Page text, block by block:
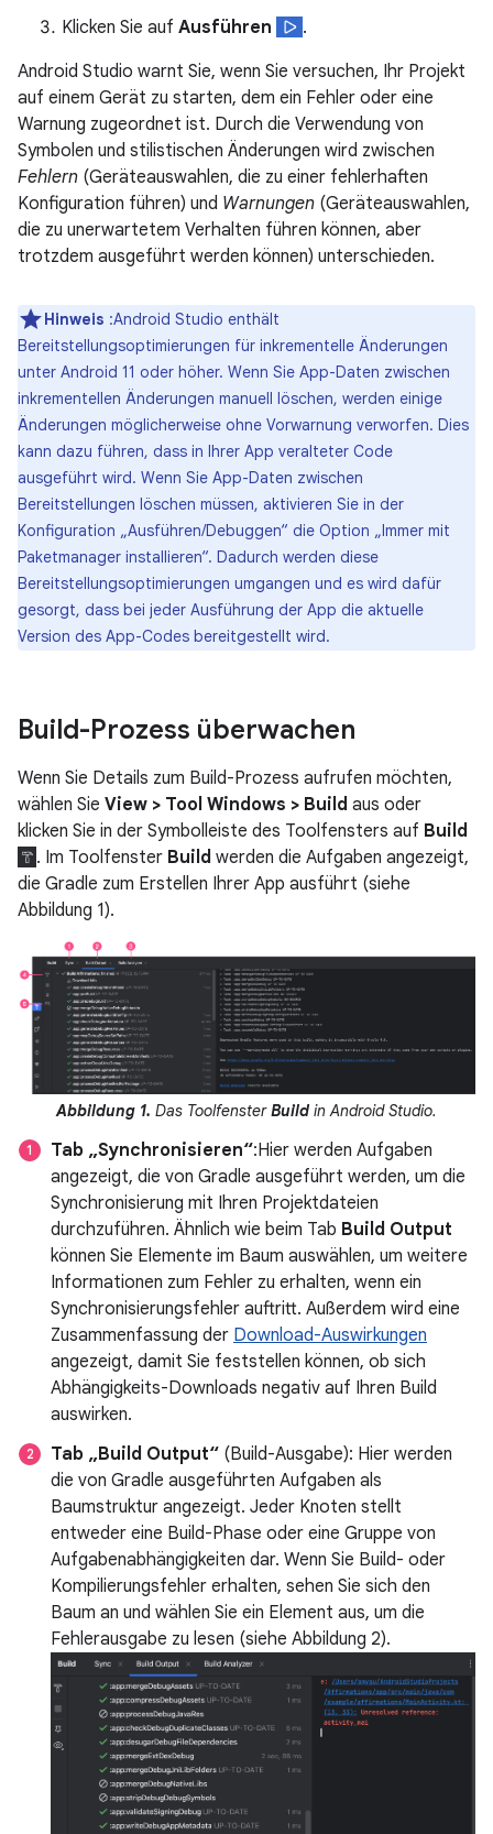
Klicken Sie auf Ausführen
.
Android Studio warnt Sie, wenn Sie versuchen, Ihr Projekt
auf einem Gerät zu starten, dem ein Fehler oder eine
Warnung zugeordnet ist. Durch die Verwendung von
Symbolen und stilistischen Änderungen wird zwischen
Fehlern (Geräteauswahlen, die zu einer fehlerhaften
Konfiguration führen) und Warnungen (Geräteauswahlen,
die zu unerwartetem Verhalten führen können, aber
trotzdem ausgeführt werden können) unterschieden.
Hinweis :Android Studio enthält
Bereitstellungsoptimierungen für inkrementelle Änderungen
unter Android 11 oder höher. Wenn Sie App-Daten zwischen
inkrementellen Änderungen manuell löschen, werden einige
Änderungen möglicherweise ohne Vorwarnung verworfen. Dies
kann dazu führen, dass in Ihrer App veralteter Code
ausgeführt wird. Wenn Sie App-Daten zwischen
Bereitstellungen löschen müssen, aktivieren Sie in der
Konfiguration „Ausführen/Debuggen“ die Option „Immer mit
Paketmanager installieren“. Dadurch werden diese
Bereitstellungsoptimierungen umgangen und es wird dafür
gesorgt, dass bei jeder Ausführung der App die aktuelle
Version des App-Codes bereitgestellt wird.
Build-Prozess überwachen
Wenn Sie Details zum Build-Prozess aufrufen möchten,
wählen Sie View > Tool Windows > Build aus oder
klicken Sie in der Symbolleiste des Toolfensters auf Build
. Im Toolfenster Build werden die Aufgaben angezeigt,
die Gradle zum Erstellen Ihrer App ausführt (siehe
Abbildung 1).
Abbildung 1. Das ToolfensterBuildin Android Studio.
Tab „Synchronisieren“:Hier werden Aufgaben
angezeigt, die von Gradle ausgeführt werden, um die
Synchronisierung mit Ihren Projektdateien
durchzuführen. Ähnlich wie beim Tab Build Output
können Sie Elemente im Baum auswählen, um weitere
Informationen zum Fehler zu erhalten, wenn ein
Synchronisierungsfehler auftritt. Außerdem wird eine
Zusammenfassung der Download-Auswirkungen
angezeigt, damit Sie feststellen können, ob sich
Abhängigkeits-Downloads negativ auf Ihren Build
auswirken.
Tab „Build Output“ (Build-Ausgabe): Hier werden
die von Gradle ausgeführten Aufgaben als
Baumstruktur angezeigt. Jeder Knoten stellt
entweder eine Build-Phase oder eine Gruppe von
Aufgabenabhängigkeiten dar. Wenn Sie Build- oder
Kompilierungsfehler erhalten, sehen Sie sich den
Baum an und wählen Sie ein Element aus, um die
Fehlerausgabe zu lesen (siehe Abbildung 2).